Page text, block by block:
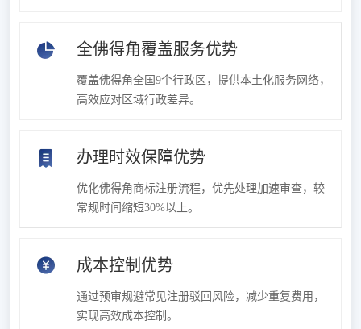
全佛得角覆盖服务优势
覆盖佛得角全国9个行政区，提供本土化服务网络，
高效应对区域行政差异。
办理时效保障优势
优化佛得角商标注册流程，优先处理加速审查，较
常规时间缩短30%以上。
成本控制优势
通过预审规避常见注册驳回风险，减少重复费用，
实现高效成本控制。